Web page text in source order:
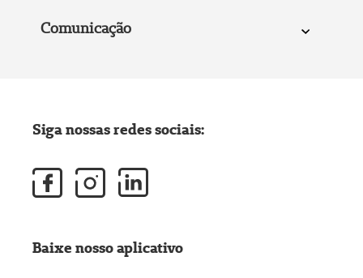
Comunicação
Siga nossas redes sociais:
Baixe nosso aplicativo